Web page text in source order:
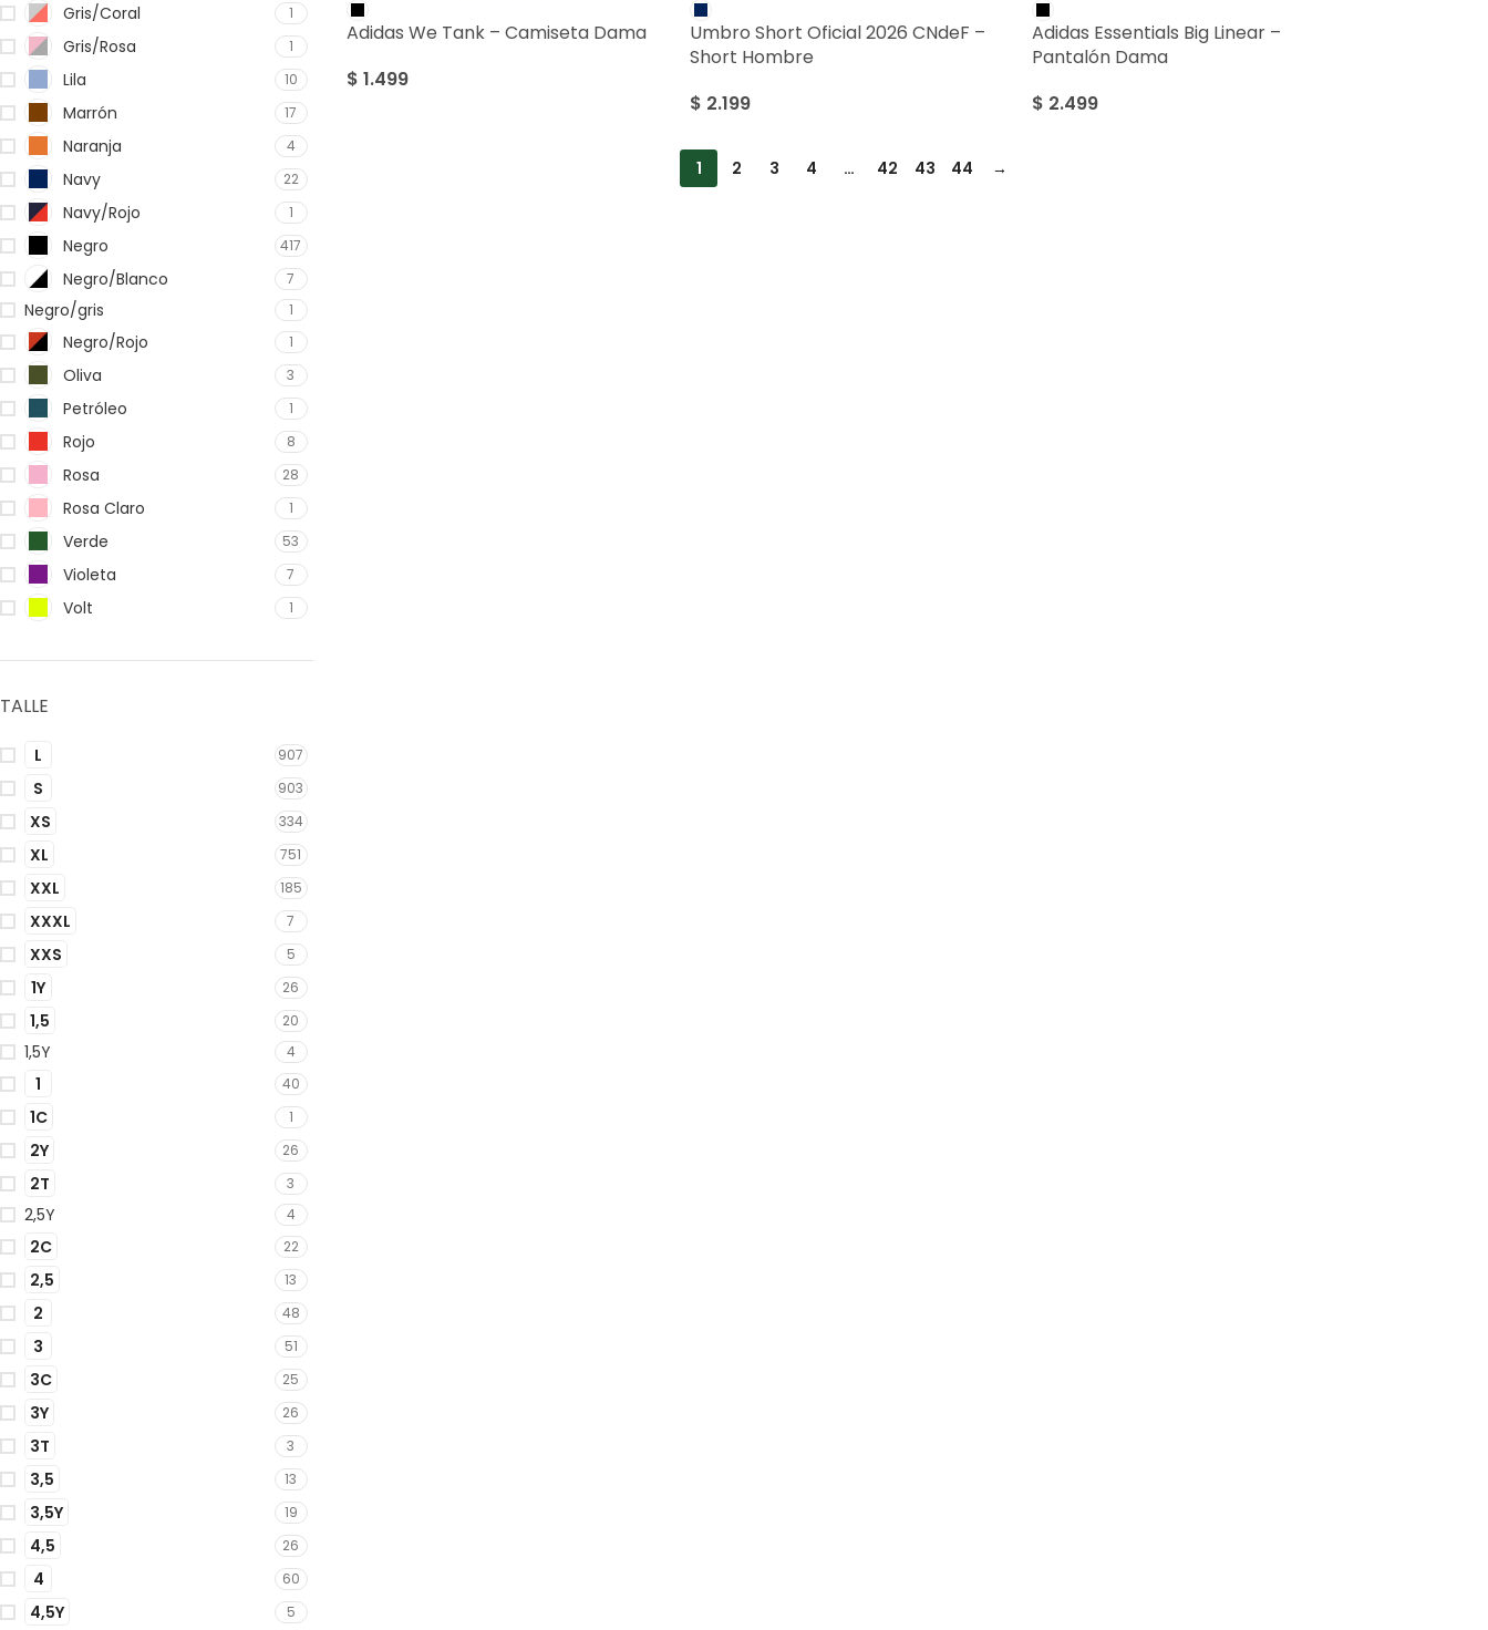
Gris/Coral 1
Gris/Rosa 1
Lila 10
Marrón 17
Naranja 4
Navy 22
Navy/Rojo 1
Negro 417
Negro/Blanco 7
Negro/gris 1
Negro/Rojo 1
Oliva 3
Petróleo 1
Rojo 8
Rosa 28
Rosa Claro 1
Verde 53
Violeta 7
Volt 1
TALLE
L 907
S 903
XS 334
XL 751
XXL 185
XXXL 7
XXS 5
1Y 26
1,5 20
1,5Y 4
1 40
1C 1
2Y 26
2T 3
2,5Y 4
2C 22
2,5 13
2 48
3 51
3C 25
3Y 26
3T 3
3,5 13
3,5Y 19
4,5 26
4 60
4,5Y 5
Adidas We Tank – Camiseta Dama
$ 1.499
Umbro Short Oficial 2026 CNdeF –
Short Hombre
$ 2.199
Adidas Essentials Big Linear –
Pantalón Dama
$ 2.499
1 2 3 4 … 42 43 44 →